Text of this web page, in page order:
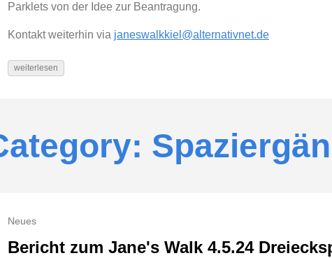
Parklets von der Idee zur Beantragung.
Kontakt weiterhin via janeswalkkiel@alternativnet.de
weiterlesen
Neues
Bericht zum Jane's Walk 4.5.24